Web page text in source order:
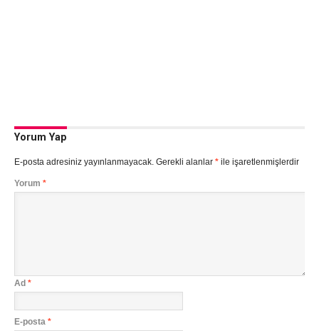
Yorum Yap
E-posta adresiniz yayınlanmayacak. Gerekli alanlar *ile işaretlenmişlerdir
Yorum *
Ad *
E-posta *